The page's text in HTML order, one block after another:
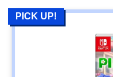
PICK UP!